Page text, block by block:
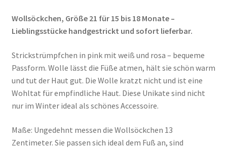
Wollsöckchen, Größe 21 für 15 bis 18 Monate –
Lieblingsstücke handgestrickt und sofort lieferbar.
Strickstrümpfchen in pink mit weiß und rosa – bequeme
Passform. Wolle lässt die Füße atmen, hält sie schön warm
und tut der Haut gut. Die Wolle kratzt nicht und ist eine
Wohltat für empfindliche Haut. Diese Unikate sind nicht
nur im Winter ideal als schönes Accessoire.
Maße: Ungedehnt messen die Wollsöckchen 13
Zentimeter. Sie passen sich ideal dem Fuß an, sind